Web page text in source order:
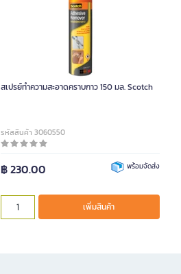
สเปรย์ทำความสะอาดคราบกาว 150 มล. Scotch
รหัสสินค้า 3060550
฿ 230.00 พร้อมจัดส่ง
เพิ่มสินค้า